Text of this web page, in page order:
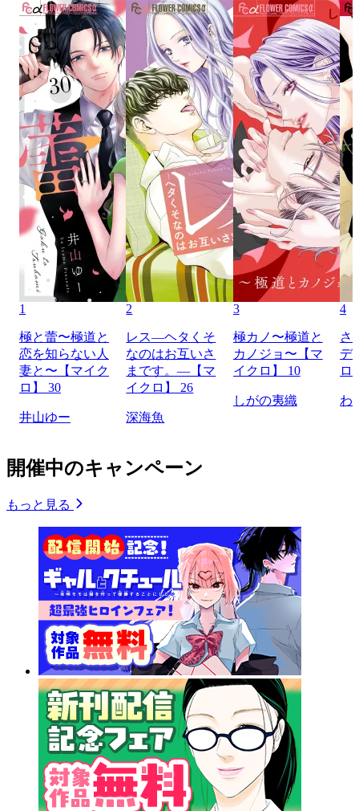
1
極と蕾〜極道と
恋を知らない人
妻と〜【マイク
ロ】 30
井山ゆー
2
レス―ヘタくそ
なのはお互いさ
まです。―【マ
イクロ】 26
深海魚
3
極カノ〜極道と
カノジョ〜【マ
イクロ】 10
しがの夷織
4
さ
デ
ロ
わ
開催中のキャンペーン
もっと見る